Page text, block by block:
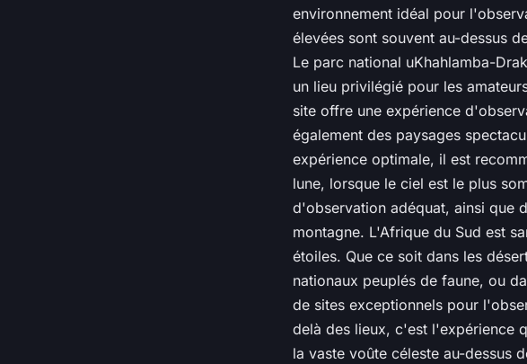
environnement idéal pour
élevées sont souvent au-dessus
Le parc national uKhahlamba-
un lieu privilégié pour les
site offre une expérience
également des paysages
expérience optimale, il est
lune, lorsque le ciel est le plus
d'observation adéquat, ainsi que
montagne. L'Afrique du Sud est
étoiles. Que ce soit dans les
nationaux peuplés de faune, ou
de sites exceptionnels pour
delà des lieux, c'est l'expérience
la vaste voûte céleste au-dessus